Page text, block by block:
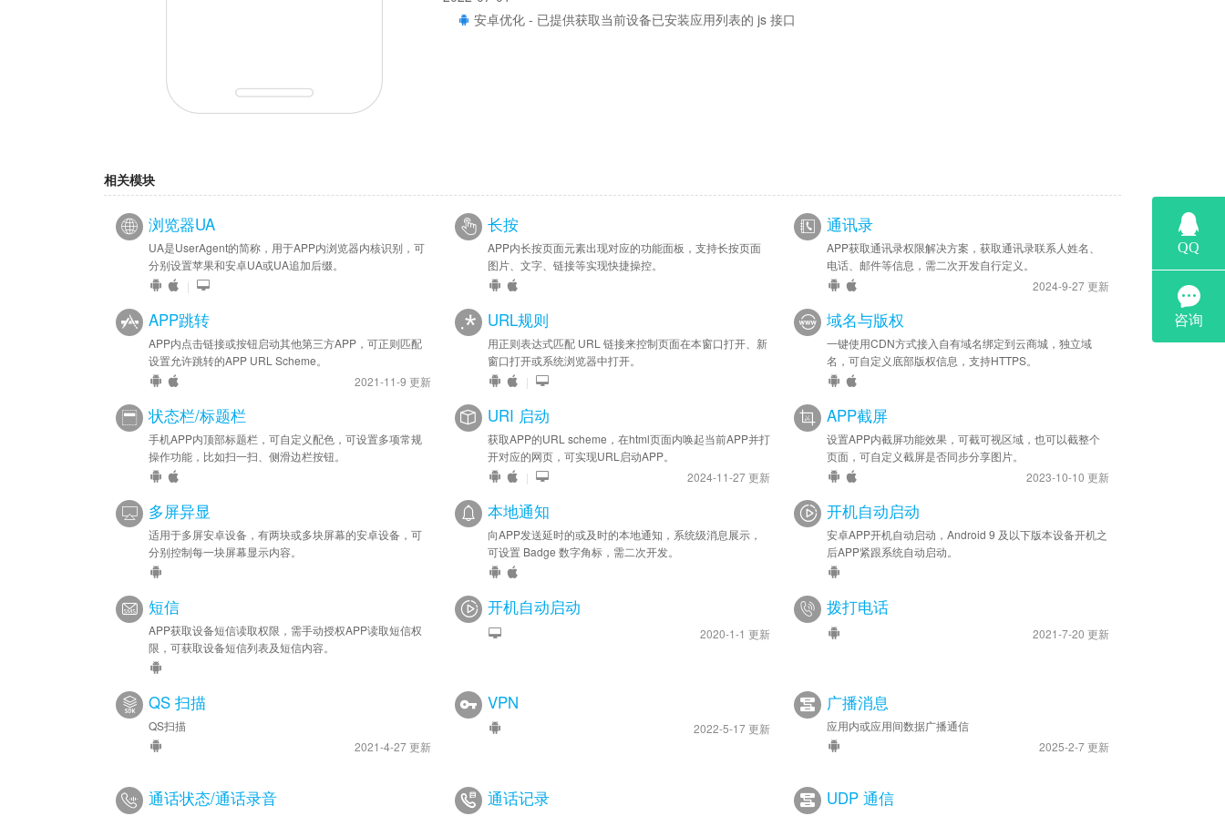
安卓优化 - 已提供获取当前设备已安装应用列表的 js 接口
相关模块
浏览器UA
UA是UserAgent的简称，用于APP内浏览器内核识别，可
分别设置苹果和安卓UA或UA追加后缀。
|
长按
APP内长按页面元素出现对应的功能面板，支持长按页面
图片、文字、链接等实现快捷操控。
通讯录
APP获取通讯录权限解决方案，获取通讯录联系人姓名、
电话、邮件等信息，需二次开发自行定义。
2024-9-27 更新
APP跳转
APP内点击链接或按钮启动其他第三方APP，可正则匹配
设置允许跳转的APP URL Scheme。
2021-11-9 更新
URL规则
用正则表达式匹配 URL 链接来控制页面在本窗口打开、新
窗口打开或系统浏览器中打开。
|
域名与版权
一键使用CDN方式接入自有域名绑定到云商城，独立域
名，可自定义底部版权信息，支持HTTPS。
状态栏/标题栏
手机APP内顶部标题栏，可自定义配色，可设置多项常规
操作功能，比如扫一扫、侧滑边栏按钮。
URI 启动
获取APP的URL scheme，在html页面内唤起当前APP并打
开对应的网页，可实现URL启动APP。
|
2024-11-27 更新
APP截屏
设置APP内截屏功能效果，可截可视区域，也可以截整个
页面，可自定义截屏是否同步分享图片。
2023-10-10 更新
多屏异显
适用于多屏安卓设备，有两块或多块屏幕的安卓设备，可
分别控制每一块屏幕显示内容。
本地通知
向APP发送延时的或及时的本地通知，系统级消息展示，
可设置 Badge 数字角标，需二次开发。
开机自动启动
安卓APP开机自动启动，Android 9 及以下版本设备开机之
后APP紧跟系统自动启动。
短信
APP获取设备短信读取权限，需手动授权APP读取短信权
限，可获取设备短信列表及短信内容。
开机自动启动
2020-1-1 更新
拨打电话
2021-7-20 更新
QS 扫描
QS扫描
2021-4-27 更新
VPN
2022-5-17 更新
广播消息
应用内或应用间数据广播通信
2025-2-7 更新
通话状态/通话录音 通话记录 UDP 通信